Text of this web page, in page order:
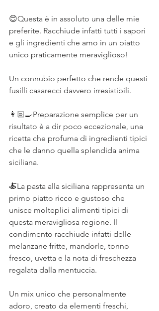
😊Questa è in assoluto una delle mie
preferite. Racchiude infatti tutti i sapori
e gli ingredienti che amo in un piatto
unico praticamente meraviglioso!⠀
Un connubio perfetto che rende questi
fusilli casarecci davvero irresistibili. ⠀
👩🏻‍🍳Preparazione semplice per un
risultato è a dir poco eccezionale, una
ricetta che profuma di ingredienti tipici
che le danno quella splendida anima
siciliana. ⠀
🍝La pasta alla siciliana rappresenta un
primo piatto ricco e gustoso che
unisce molteplici alimenti tipici di
questa meravigliosa regione. Il
condimento racchiude infatti delle
melanzane fritte, mandorle, tonno
fresco, uvetta e la nota di freschezza
regalata dalla mentuccia. ⠀
Un mix unico che personalmente
adoro, creato da elementi freschi,